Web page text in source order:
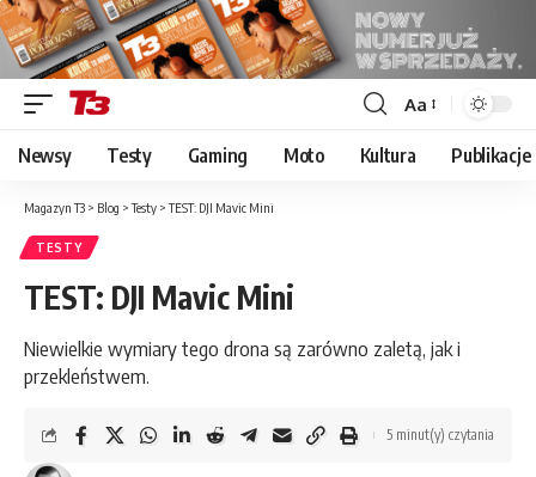
Font
Resizer
Aa
Newsy Testy Gaming Moto Kultura Publikacje
Magazyn T3 > Blog >Testy >TEST: DJI Mavic Mini
TESTY
TEST: DJI Mavic Mini
Niewielkie wymiary tego drona są zarówno zaletą, jak i
przekleństwem.
5 minut(y) czytania